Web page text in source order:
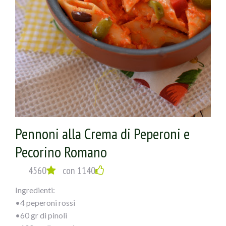
Pennoni alla Crema di Peperoni e
Pecorino Romano
4560 con 1140
Ingredienti:
•4 peperoni rossi
•60 gr di pinoli